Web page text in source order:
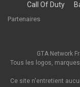
Call Of Duty
Partenaires
GTA Network
Tous les logos,
Ce site n'entretient